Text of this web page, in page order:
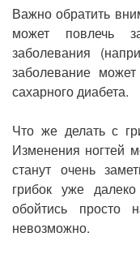
Важно обратить
может повлечь
заболевания
заболевание
сахарного диабета.
Что же делать с
Изменения ногтей
станут очень
грибок уже
обойтись просто
невозможно.